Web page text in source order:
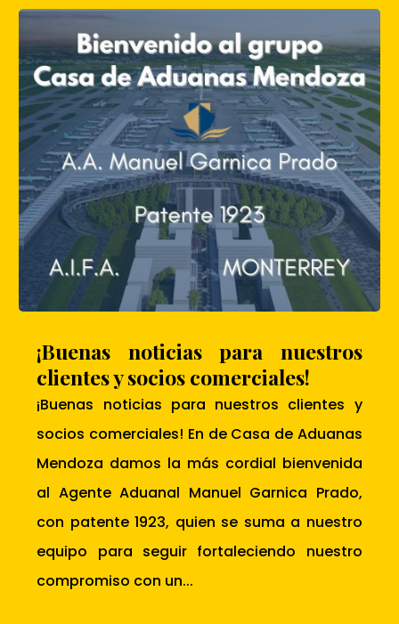
¡Buenas noticias para nuestros
clientes y socios comerciales!
¡Buenas noticias para nuestros clientes y
socios comerciales! En de Casa de Aduanas
Mendoza damos la más cordial bienvenida
al Agente Aduanal Manuel Garnica Prado,
con patente 1923, quien se suma a nuestro
equipo para seguir fortaleciendo nuestro
compromiso con un...